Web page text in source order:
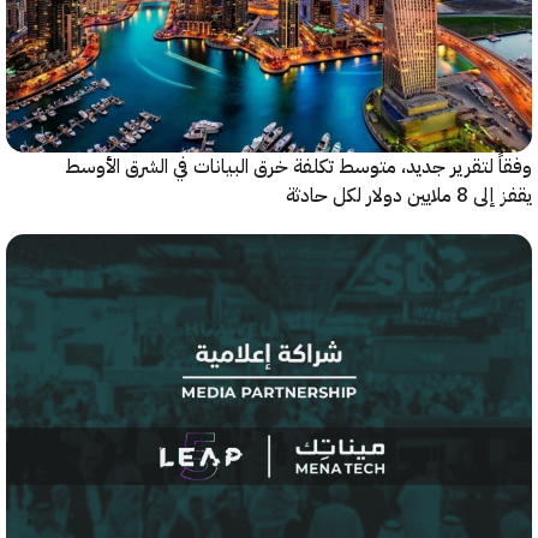
جديد، متوسط تكلفة خرق البيانات في الشرق الأوسط
لكل حادثة